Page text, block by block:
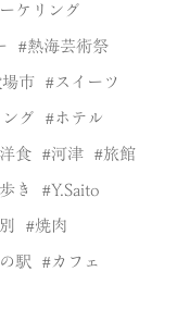
ケリング
熱海芸術祭
市 スイーツ
グ ホテル
洋食 河津 旅館
き Y.Saito
焼肉
駅 カフェ